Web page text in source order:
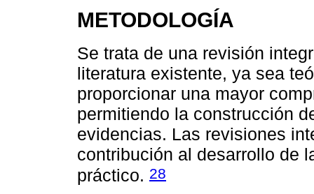
METODOLOGÍA
Se trata de una revisión
literatura existente, ya sea
proporcionar una mayor
permitiendo la construcción
evidencias. Las revisiones
contribución al desarrollo de
práctico. 28